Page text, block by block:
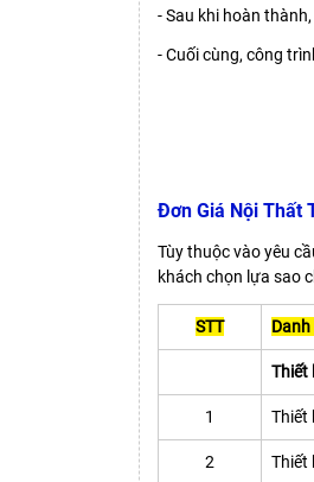
- Sau khi hoàn
- Cuối cùng, công
Đơn Giá Nội Thất
Tùy thuộc vào yêu
khách chọn lựa sao
STT
Thiết
1 Thiết
2 Thiết